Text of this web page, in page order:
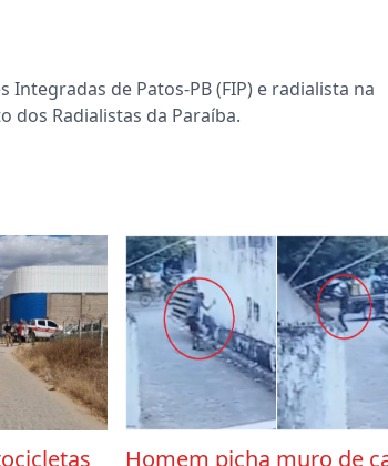
de Patos-PB (FIP) e radialista na
dos Radialistas da Paraíba.
Homem picha muro de